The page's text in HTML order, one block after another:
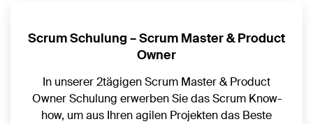
Scrum Schulung – Scrum Master & Product
Owner
In unserer 2tägigen Scrum Master & Product
Owner Schulung erwerben Sie das Scrum Know-
how, um aus Ihren agilen Projekten das Beste